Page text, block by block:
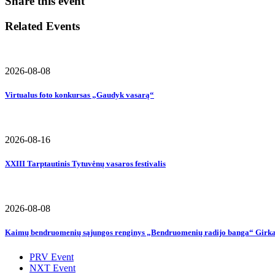
Related Events
2026-08-08
Virtualus foto konkursas „Gaudyk vasarą“
2026-08-16
XXIII Tarptautinis Tytuvėnų vasaros festivalis
2026-08-08
Kaimų bendruomenių sąjungos renginys „Bendruomenių radijo banga“
PRV Event
NXT Event